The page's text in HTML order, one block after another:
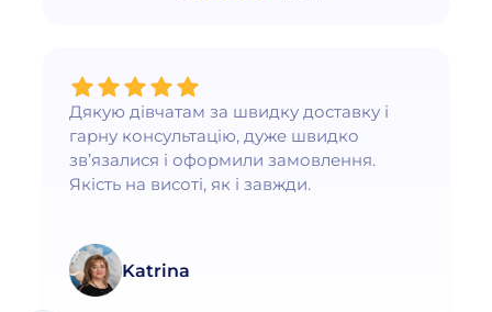
Дякую дівчатам за швидку доставку і
гарну консультацію, дуже швидко
зв’язалися і оформили замовлення.
Якість на висоті, як і завжди.
Katrina